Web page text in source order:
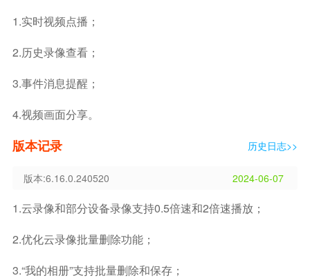
1.实时视频点播；
2.历史录像查看；
3.事件消息提醒；
4.视频画面分享。
版本记录 历史日志>>
2024-06-07
版本:6.16.0.240520
1.云录像和部分设备录像支持0.5倍速和2倍速播放；
2.优化云录像批量删除功能；
3.“我的相册”支持批量删除和保存；